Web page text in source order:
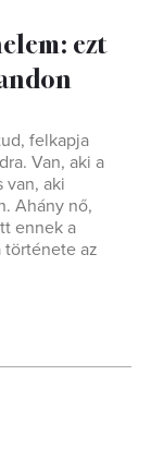
ezt
felkapja
Van, aki a
van, aki
Ahány nő,
ennek a
története az